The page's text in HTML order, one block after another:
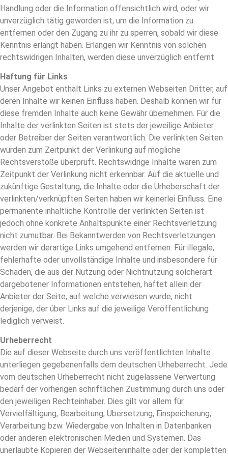
Handlung oder die Information offensichtlich wird, oder wir
unverzüglich tätig geworden ist, um die Information zu
entfernen oder den Zugang zu ihr zu sperren, sobald wir diese
Kenntnis erlangt haben. Erlangen wir Kenntnis von solchen
rechtswidrigen Inhalten, werden diese unverzüglich entfernt.
Haftung für Links
Unser Angebot enthält Links zu externen Webseiten Dritter, auf
deren Inhalte wir keinen Einfluss haben. Deshalb können wir für
diese fremden Inhalte auch keine Gewähr übernehmen. Für die
Inhalte der verlinkten Seiten ist stets der jeweilige Anbieter
oder Betreiber der Seiten verantwortlich. Die verlinkten Seiten
wurden zum Zeitpunkt der Verlinkung auf mögliche
Rechtsverstöße überprüft. Rechtswidrige Inhalte waren zum
Zeitpunkt der Verlinkung nicht erkennbar. Auf die aktuelle und
zukünftige Gestaltung, die Inhalte oder die Urheberschaft der
verlinkten/verknüpften Seiten haben wir keinerlei Einfluss. Eine
permanente inhaltliche Kontrolle der verlinkten Seiten ist
jedoch ohne konkrete Anhaltspunkte einer Rechtsverletzung
nicht zumutbar. Bei Bekanntwerden von Rechtsverletzungen
werden wir derartige Links umgehend entfernen. Für illegale,
fehlerhafte oder unvollständige Inhalte und insbesondere für
Schäden, die aus der Nutzung oder Nichtnutzung solcherart
dargebotener Informationen entstehen, haftet allein der
Anbieter der Seite, auf welche verwiesen wurde, nicht
derjenige, der über Links auf die jeweilige Veröffentlichung
lediglich verweist.
Urheberrecht
Die auf dieser Webseite durch uns veröffentlichten Inhalte
unterliegen gegebenenfalls dem deutschen Urheberrecht. Jede
vom deutschen Urheberrecht nicht zugelassene Verwertung
bedarf der vorherigen schriftlichen Zustimmung durch uns oder
den jeweiligen Rechteinhaber. Dies gilt vor allem für
Vervielfältigung, Bearbeitung, Übersetzung, Einspeicherung,
Verarbeitung bzw. Wiedergabe von Inhalten in Datenbanken
oder anderen elektronischen Medien und Systemen. Das
unerlaubte Kopieren der Webseiteninhalte oder der kompletten